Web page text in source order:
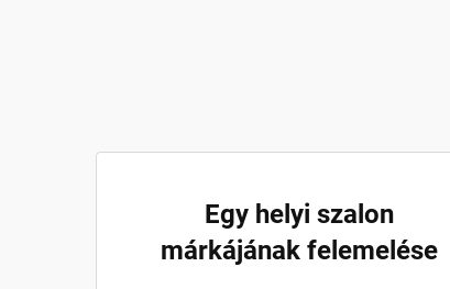
Egy helyi szalon
márkájának felemelése